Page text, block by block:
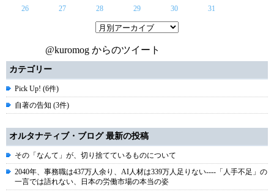
26
27 28 29 30 31
@kuromog からのツイート
カテゴリー
Pick Up! (6件)
自著の告知 (3件)
オルタナティブ・ブログ 最新の投稿
その「なんて」が、切り捨てているものについて
2040年、事務職は437万人余り、AI人材は339万人足りない----「人手不足」の
一言では語れない、日本の労働市場の本当の姿